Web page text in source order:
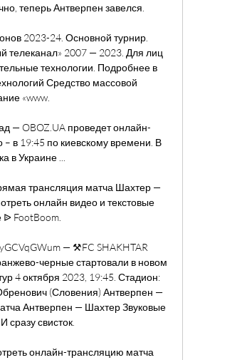
теперь Антверпен завелся.
2023-24. Основной турнир.
2007 — 2023. Для лиц
технологии. Подробнее в
Средство массовой
«www.
— OBOZ.UA проведет онлайн-
в 19:45 по киевскому времени. В
Украине ...
трансляция матча Шахтер —
онлайн видео и текстовые
ᐉ FootBoom.
— ⚒FC SHAKHTAR
черные стартовали в новом
4 октября 2023, 19:45. Стадион:
(Словения) Антверпен —
Антверпен — Шахтер Звуковые
свисток.
онлайн-трансляцию матча